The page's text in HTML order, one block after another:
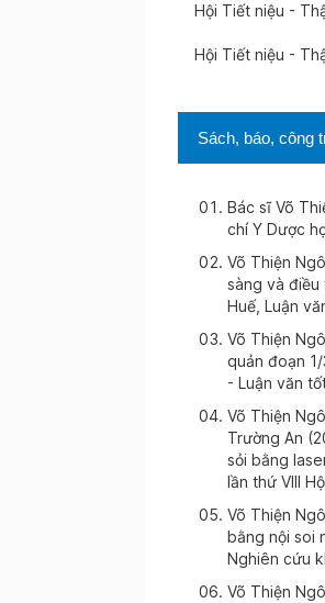
Hội Tiết niệu -
Hội Tiết niệu -
Sách, báo, công
Bác sĩ Võ
chí Y Dược
Võ Thiện
sàng và điều
Huế, Luận
Võ Thiện
quản đoạn
- Luận văn
Võ Thiện
Trường An
sỏi bằng
lần thứ VIII
Võ Thiện
bằng nội soi
Nghiên cứu
Võ Thiện